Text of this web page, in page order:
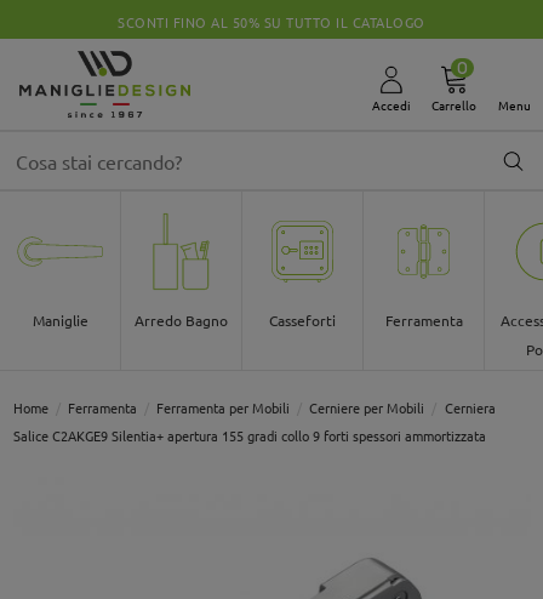
SCONTI FINO AL 50% SU TUTTO IL CATALOGO
Accedi
0
Carrello Menu
Maniglie Arredo Bagno Casseforti Ferramenta
Home Ferramenta Ferramenta per Mobili Cerniere per Mobili
Cerniera
Salice C2AKGE9 Silentia+ apertura 155 gradi collo 9 forti spessori ammortizzata